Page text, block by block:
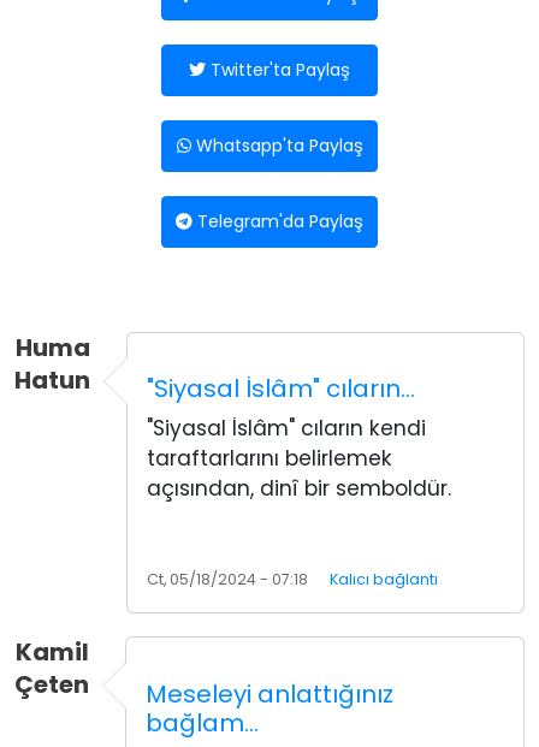
Twitter'ta Paylaş
Whatsapp'ta Paylaş
Telegram'da Paylaş
Huma
Hatun
"Siyasal İslâm" cıların…
"Siyasal İslâm" cıların kendi
taraftarlarını belirlemek
açısından, dinî bir semboldür.
Ct, 05/18/2024 - 07:18 Kalıcı bağlantı
Kamil
Çeten
Meseleyi anlattığınız
bağlam…